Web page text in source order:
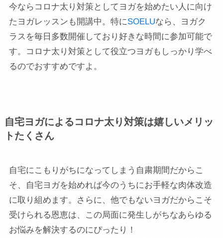
今ならコロナ太り対策としてヨガを始めたい人に向け
たヨガレッスンも開講中。特にSOELUなら、ヨガク
ラスを毎日多数開催しており好きな時間に参加可能で
す。コロナ太り対策として役立つヨガもしっかり学べ
るのでおすすめですよ。
自宅ヨガによるコロナ太り対策は嬉しいメリッ
トたくさん
自宅にこもりがちになってしまう自粛期間だからこ
そ、自宅ヨガを始めれば今のうちにお手軽な肉体改造
に取り組めます。さらに、他でもないヨガだからこそ
受けられる恩恵は、この局面に発生しがちなあらゆる
お悩みを解決するのにぴったり！